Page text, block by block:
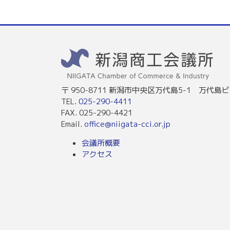
〒 950-8711 新潟市中央区万代島5-1 万代島
TEL. 025-290-4411
FAX. 025-290-4421
Email. office@niigata-cci.or.jp
会議所概要
アクセス